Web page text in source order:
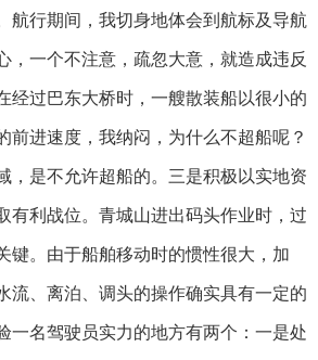
航行期间，我切身地体会到航标及导航
一个不注意，疏忽大意，就造成违反
经过巴东大桥时，一艘散装船以很小的
进速度，我纳闷，为什么不超船呢？
，是不允许超船的。三是积极以实地资
有利战位。青城山进出码头作业时，过
键。由于船舶移动时的惯性很大，加
流、离泊、调头的操作确实具有一定的
一名驾驶员实力的地方有两个：一是处